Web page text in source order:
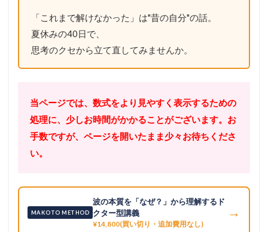
「これまで解けなかった」は"昔の自分"の話。
夏休みの40日で、
思考のクセから立て直してみませんか。
当ページでは、数式をより見やすく表示するための
処理に、少しお時間がかかることがございます。お
手数ですが、ページを開いたまま少々お待ちくださ
い。
MAKOTO METHOD
波の本質を「なぜ？」から理解するド
クター型講義
¥14,800(買い切り・追加費用なし)
→